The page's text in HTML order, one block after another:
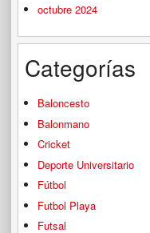
octubre 2024
Categorías
Baloncesto
Balonmano
Cricket
Deporte Universitario
Fútbol
Futbol Playa
Futsal